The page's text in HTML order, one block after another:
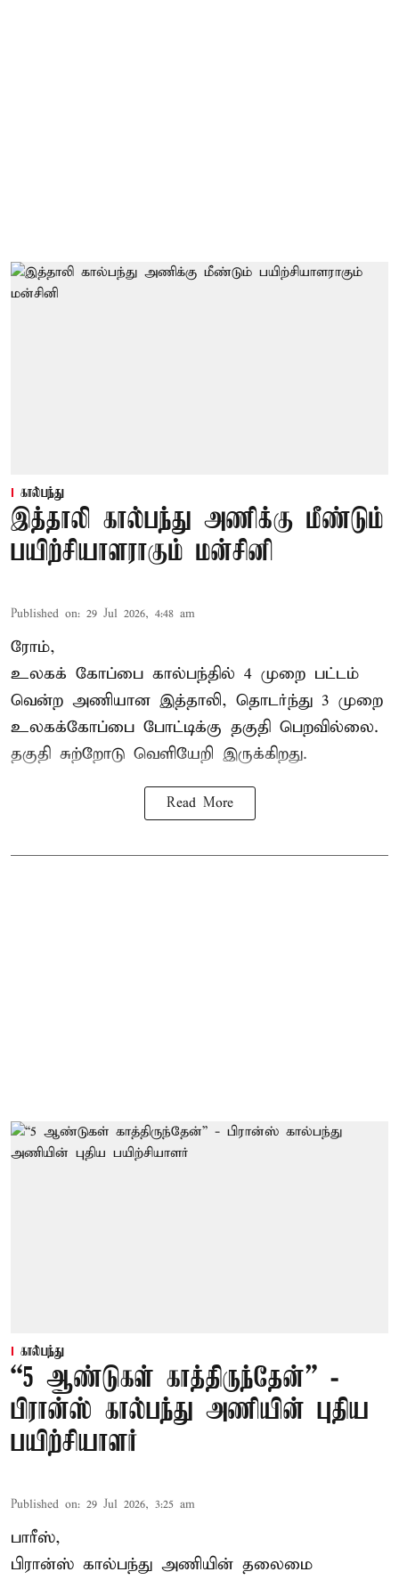
கால்பந்து
இத்தாலி கால்பந்து அணிக்கு மீண்டும்
பயிற்சியாளராகும் மன்சினி
Published on: 29 Jul 2026, 4:48 am
ரோம்,
உலகக் கோப்பை கால்பந்தில் 4 முறை பட்டம்
வென்ற அணியான இத்தாலி, தொடர்ந்து 3 முறை
உலகக்கோப்பை போட்டிக்கு தகுதி பெறவில்லை.
தகுதி சுற்றோடு வெளியேறி இருக்கிறது.
Read More
கால்பந்து
“5 ஆண்டுகள் காத்திருந்தேன்” -
பிரான்ஸ் கால்பந்து அணியின் புதிய
பயிற்சியாளர்
Published on: 29 Jul 2026, 3:25 am
பாரீஸ்,
பிரான்ஸ் கால்பந்து அணியின் தலைமை